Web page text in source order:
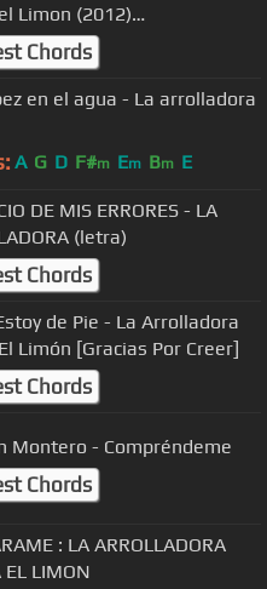
Limon (2012)
Chords
en el agua - La arrolladora
A G D F#m Em Bm E
DE MIS ERRORES - LA
(letra)
Chords
de Pie - La Arrolladora
Limón [Gracias Por Creer]
Chords
Montero - Compréndeme
Chords
: LA ARROLLADORA
EL LIMON